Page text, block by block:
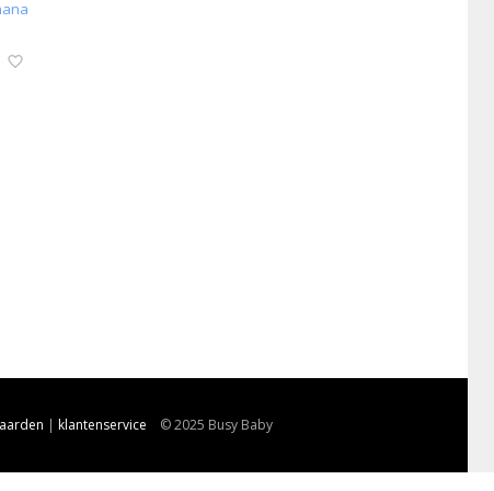
| klantenservice © 2025 Busy Baby